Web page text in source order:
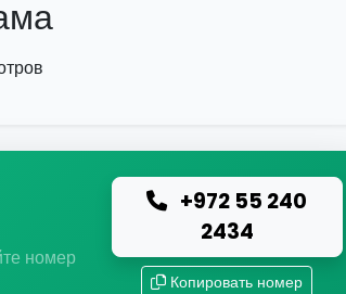
номер
+972 55 240
2434
Копировать номер